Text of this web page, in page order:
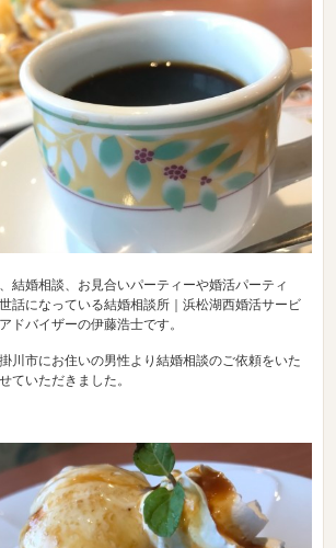
結婚相談、お見合いパーティーや婚活パーティ
話になっている結婚相談所｜浜松湖西婚活サービ
バイザーの伊藤浩士です。
川市にお住いの男性より結婚相談のご依頼をいた
ていただきました。